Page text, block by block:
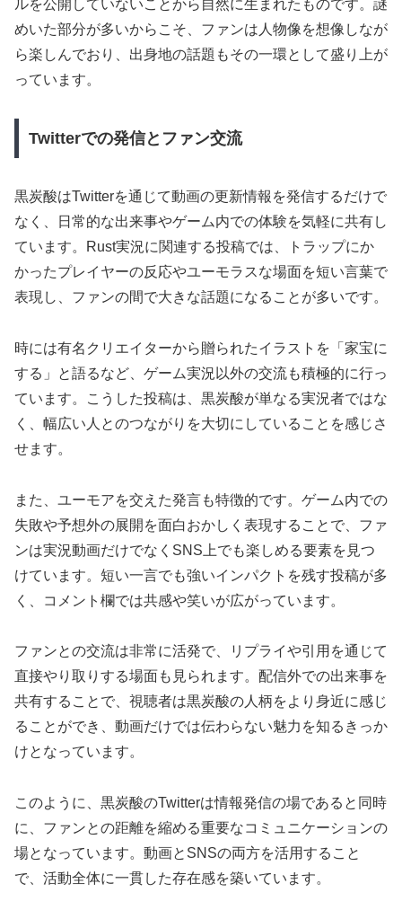
ルを公開していないことから自然に生まれたものです。謎
めいた部分が多いからこそ、ファンは人物像を想像しなが
ら楽しんでおり、出身地の話題もその一環として盛り上が
っています。
Twitterでの発信とファン交流
黒炭酸はTwitterを通じて動画の更新情報を発信するだけで
なく、日常的な出来事やゲーム内での体験を気軽に共有し
ています。Rust実況に関連する投稿では、トラップにか
かったプレイヤーの反応やユーモラスな場面を短い言葉で
表現し、ファンの間で大きな話題になることが多いです。
時には有名クリエイターから贈られたイラストを「家宝に
する」と語るなど、ゲーム実況以外の交流も積極的に行っ
ています。こうした投稿は、黒炭酸が単なる実況者ではな
く、幅広い人とのつながりを大切にしていることを感じさ
せます。
また、ユーモアを交えた発言も特徴的です。ゲーム内での
失敗や予想外の展開を面白おかしく表現することで、ファ
ンは実況動画だけでなくSNS上でも楽しめる要素を見つ
けています。短い一言でも強いインパクトを残す投稿が多
く、コメント欄では共感や笑いが広がっています。
ファンとの交流は非常に活発で、リプライや引用を通じて
直接やり取りする場面も見られます。配信外での出来事を
共有することで、視聴者は黒炭酸の人柄をより身近に感じ
ることができ、動画だけでは伝わらない魅力を知るきっか
けとなっています。
このように、黒炭酸のTwitterは情報発信の場であると同時
に、ファンとの距離を縮める重要なコミュニケーションの
場となっています。動画とSNSの両方を活用すること
で、活動全体に一貫した存在感を築いています。